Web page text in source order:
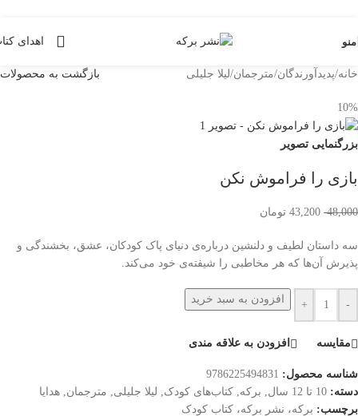
منو اهدای
خانه/پدیدآورندگان/مترجمان/لیلا جلیلی بازگشت به محصولات
10%
بزرگنمایی تصویر
بازی را فراموش نکن
48,000
43,200 تومان
سه داستان لطیف و دلنشین درباره‌ی دنیای پاک کودکان، عشق، بخشندگی و
پذیرش آن‌ها که هر مخاطبی را شیفته‌ی خود می‌کند.
-
+ افزودن به سبد خرید
مقایسه افزودن به علاقه مندی
شناسه محصول: 9786225494831
دسته: 10 تا 12 سال برکه کتاب‌های کودک لیلا جلیلی مترجمان هدایا
برچسب: برکه، نشر برکه، کتاب کودک